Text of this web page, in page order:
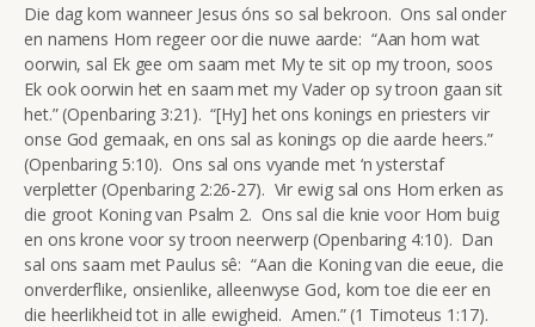
Die dag kom wanneer Jesus óns so sal bekroon. Ons sal onder
en namens Hom regeer oor die nuwe aarde: “Aan hom wat
oorwin, sal Ek gee om saam met My te sit op my troon, soos
Ek ook oorwin het en saam met my Vader op sy troon gaan sit
het.” (Openbaring 3:21). “[Hy] het ons konings en priesters vir
onse God gemaak, en ons sal as konings op die aarde heers.”
(Openbaring 5:10). Ons sal ons vyande met ‘n ysterstaf
verpletter (Openbaring 2:26-27). Vir ewig sal ons Hom erken as
die groot Koning van Psalm 2. Ons sal die knie voor Hom buig
en ons krone voor sy troon neerwerp (Openbaring 4:10). Dan
sal ons saam met Paulus sê: “Aan die Koning van die eeue, die
onverderflike, onsienlike, alleenwyse God, kom toe die eer en
die heerlikheid tot in alle ewigheid. Amen.” (1 Timoteus 1:17).